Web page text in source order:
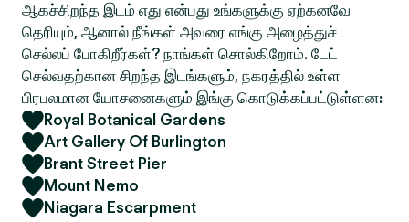
ஆகச்சிறந்த இடம் எது என்பது உங்களுக்கு ஏற்கனவே
தெரியும், ஆனால் நீங்கள் அவரை எங்கு அழைத்துச்
செல்லப் போகிறீர்கள்? நாங்கள் சொல்கிறோம். டேட்
செல்வதற்கான சிறந்த இடங்களும், நகரத்தில் உள்ள
பிரபலமான யோசனைகளும் இங்கு கொடுக்கப்பட்டுள்ளன:
Royal Botanical Gardens
Art Gallery Of Burlington
Brant Street Pier
Mount Nemo
Niagara Escarpment